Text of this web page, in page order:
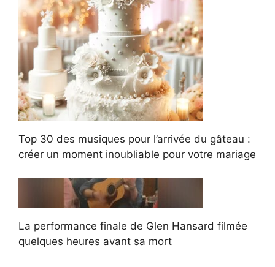
Top 30 des musiques pour l’arrivée du gâteau :
créer un moment inoubliable pour votre mariage
La performance finale de Glen Hansard filmée
quelques heures avant sa mort